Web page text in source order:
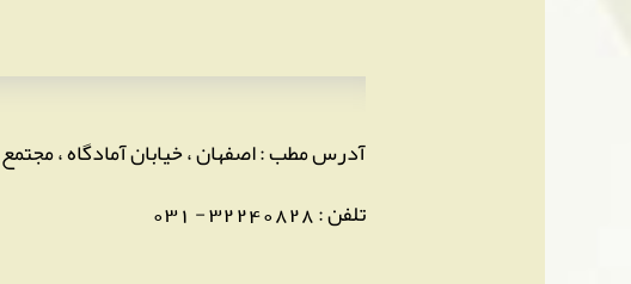
آدرس مطب : اصفهان ، خیابان آمادگاه ،
تلفن : 32240828 - 031